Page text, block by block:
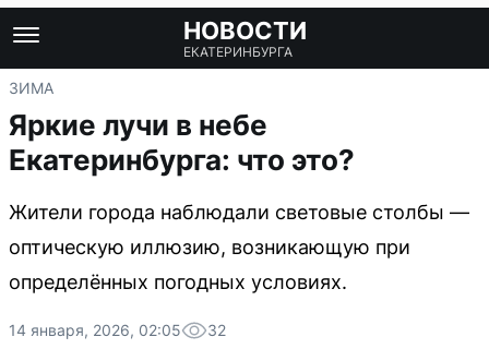
НОВОСТИ
ЕКАТЕРИНБУРГА
ЗИМА
Яркие лучи в небе
Екатеринбурга: что это?
Жители города наблюдали световые столбы —
оптическую иллюзию, возникающую при
определённых погодных условиях.
14 января, 2026, 02:05 32